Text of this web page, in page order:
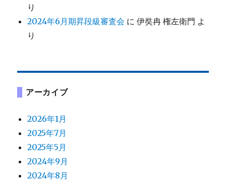
り
2024年6月期昇段級審査会 に伊奘冉 権左衛門 よ
り
アーカイブ
2026年1月
2025年7月
2025年5月
2024年9月
2024年8月